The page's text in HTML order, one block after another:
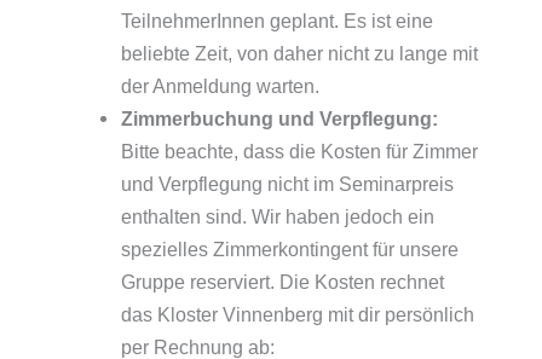
TeilnehmerInnen geplant. Es ist eine
beliebte Zeit, von daher nicht zu lange mit
der Anmeldung warten.
Zimmerbuchung und Verpflegung:
Bitte beachte, dass die Kosten für Zimmer
und Verpflegung nicht im Seminarpreis
enthalten sind. Wir haben jedoch ein
spezielles Zimmerkontingent für unsere
Gruppe reserviert. Die Kosten rechnet
das Kloster Vinnenberg mit dir persönlich
per Rechnung ab: